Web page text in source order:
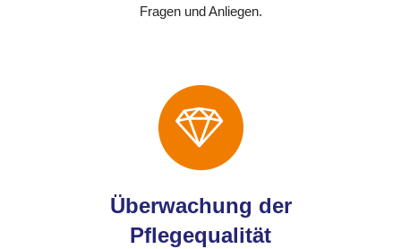
Fragen und Anliegen.
Überwachung der
Pflegequalität